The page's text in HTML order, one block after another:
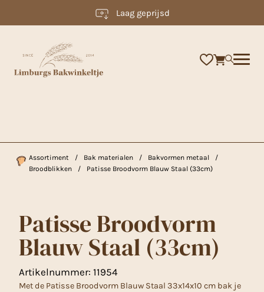
Laag geprijsd
Assortiment / Bak materialen / Bakvormen metaal
/
Broodblikken
/ Patisse Broodvorm Blauw Staal (33cm)
Patisse Broodvorm
Blauw Staal (33cm)
Artikelnummer: 11954
Met de Patisse Broodvorm Blauw Staal 33x14x10 cm bak je